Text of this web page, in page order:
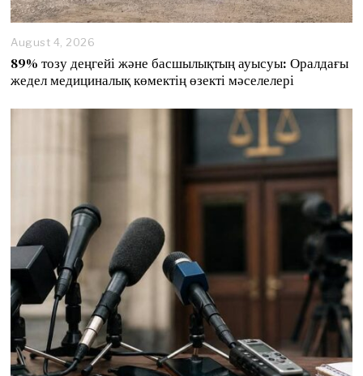
August 4, 2026
89% тозу деңгейі және басшылықтың ауысуы: Оралдағы
жедел медициналық көмектің өзекті мәселелері